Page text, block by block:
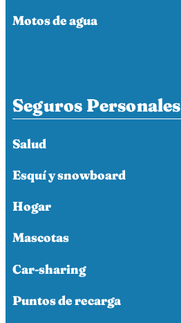
Motos de agua
Seguros Personales
Salud
Esquí y snowboard
Hogar
Mascotas
Car-sharing
Puntos de recarga